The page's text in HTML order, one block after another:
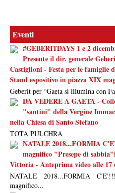
Eventi
#GEBERITDAYS 1 e 2
Presente il dir. generale
Castiglioni - Festa per le famiglie
Stand espositivo in piazza XIX
Geberit per “Gaeta si illumina con
DA VEDERE A GAETA -
"santini" della Vergine
nella Chiesa di Santo Stefano
TOTA PULCHRA
NATALE 2018...FORMIA
magnifico "Presepe di
Vittoria - Anteprima video alle 17
NATALE 2018...FORMIA
magnifico...